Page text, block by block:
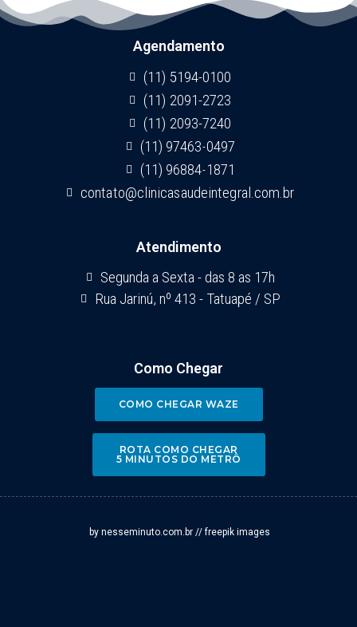
Agendamento
(11) 5194-0100
(11) 2091-2723
(11) 2093-7240
(11) 97463-0497
(11) 96884-1871
contato@clinicasaudeintegral.com.br
Atendimento
Segunda a Sexta - das 8 as 17h
Rua Jarinú, nº 413 - Tatuapé / SP
Como Chegar
COMO CHEGAR WAZE
ROTA COMO CHEGAR
5 MINUTOS DO METRÔ
by nesseminuto.com.br // freepik images